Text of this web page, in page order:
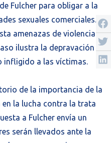
Fulcher para obligar a la
sexuales comerciales.
amenazas de violencia y
ilustra la depravación de
infligido a las víctimas.
de la importancia de la
la lucha contra la trata
a Fulcher envía un
serán llevados ante la